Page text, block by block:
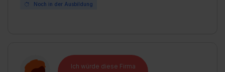
Noch in der Ausbildung
Ich würde diese Firma